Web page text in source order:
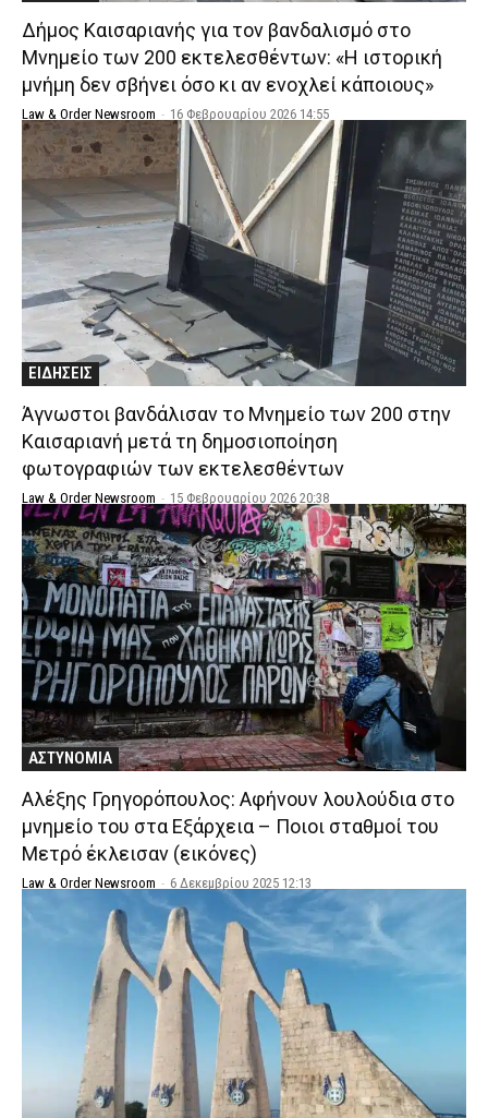
Δήμος Καισαριανής για τον βανδαλισμό στο
Μνημείο των 200 εκτελεσθέντων: «Η ιστορική
μνήμη δεν σβήνει όσο κι αν ενοχλεί κάποιους»
Law & Order Newsroom - 16 Φεβρουαρίου 2026 14:55
ΕΙΔΗΣΕΙΣ
Άγνωστοι βανδάλισαν το Μνημείο των 200 στην
Καισαριανή μετά τη δημοσιοποίηση
φωτογραφιών των εκτελεσθέντων
Law & Order Newsroom - 15 Φεβρουαρίου 2026 20:38
ΑΣΤΥΝΟΜΙΑ
Αλέξης Γρηγορόπουλος: Αφήνουν λουλούδια στο
μνημείο του στα Εξάρχεια – Ποιοι σταθμοί του
Μετρό έκλεισαν (εικόνες)
Law & Order Newsroom - 6 Δεκεμβρίου 2025 12:13